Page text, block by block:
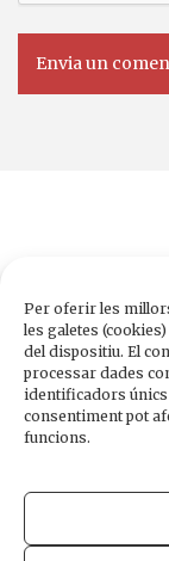
Per oferir les
les galetes
del dispositiu. El
processar dades
identificadors
consentiment pot
funcions.